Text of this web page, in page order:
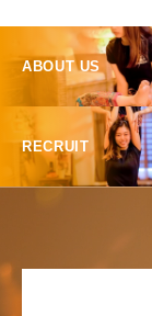
ABOUT US
RECRUIT